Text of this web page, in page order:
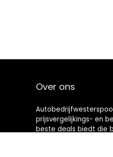
Over ons
prijsvergelijkings- en
beste deals biedt die